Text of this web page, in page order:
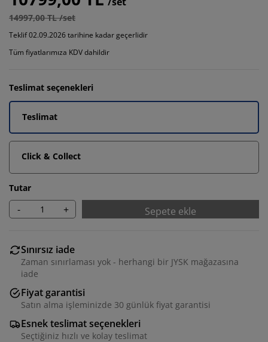
14997,00 TL /set
Teklif 02.09.2026 tarihine kadar geçerlidir
Tüm fiyatlarımıza KDV dahildir
Teslimat seçenekleri
Teslimat
Click & Collect
Tutar
- + Sepete ekle
Sınırsız iade
Zaman sınırlaması yok - herhangi bir JYSK mağazasına
iade
Fiyat garantisi
Satın alma işleminizde 30 günlük fiyat garantisi
Esnek teslimat seçenekleri
Seçtiğiniz hızlı ve kolay teslimat